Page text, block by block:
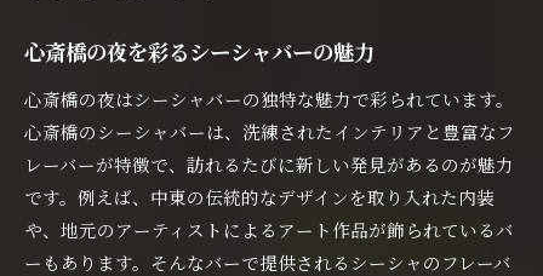
心斎橋の夜を彩るシーシャバーの魅力
心斎橋の夜はシーシャバーの独特な魅力で彩られています。
心斎橋のシーシャバーは、洗練されたインテリアと豊富なフ
レーバーが特徴で、訪れるたびに新しい発見があるのが魅力
です。例えば、中東の伝統的なデザインを取り入れた内装
や、地元のアーティストによるアート作品が飾られているバ
ーもあります。そんなバーで提供されるシーシャのフレーバ